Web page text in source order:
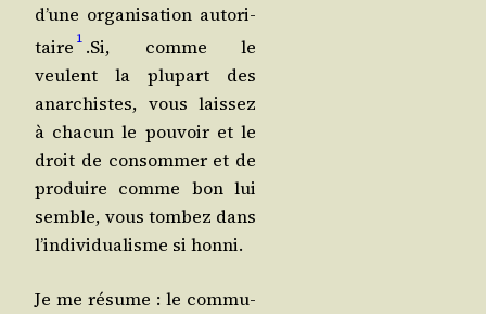
d’une orga­ni­sa­tion auto­ri­
taire 1 .Si, comme le
veulent la plu­part des
anar­chistes, vous lais­sez
à cha­cun le pou­voir et le
droit de consom­mer et de
pro­duire comme bon lui
semble, vous tom­bez dans
l’in­di­vi­dua­lisme si honni.
Je me résume : le com­mu­